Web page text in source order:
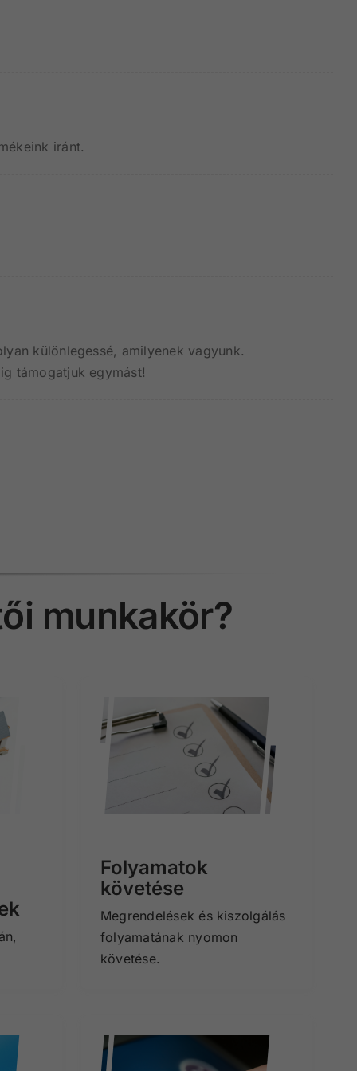
iránt.
különlegessé, amilyenek vagyunk.
támogatjuk egymást!
munkakör?
Folyamatok
követése
Megrendelések és kiszolgálás
folyamatának nyomon
követése.